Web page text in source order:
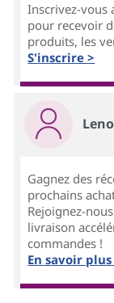
Inscrivez-vous
pour recevoir
produits, les
S'inscrire >
Gagnez des
prochains
Rejoignez-
livraison
commandes !
En savoir plus